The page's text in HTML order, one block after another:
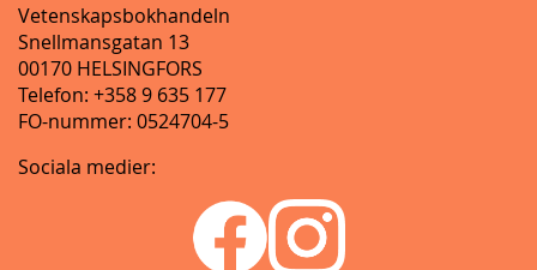
Vetenskapsbokhandeln
Snellmansgatan 13
00170 HELSINGFORS
Telefon: +358 9 635 177
FO-nummer: 0524704-5
Sociala medier: